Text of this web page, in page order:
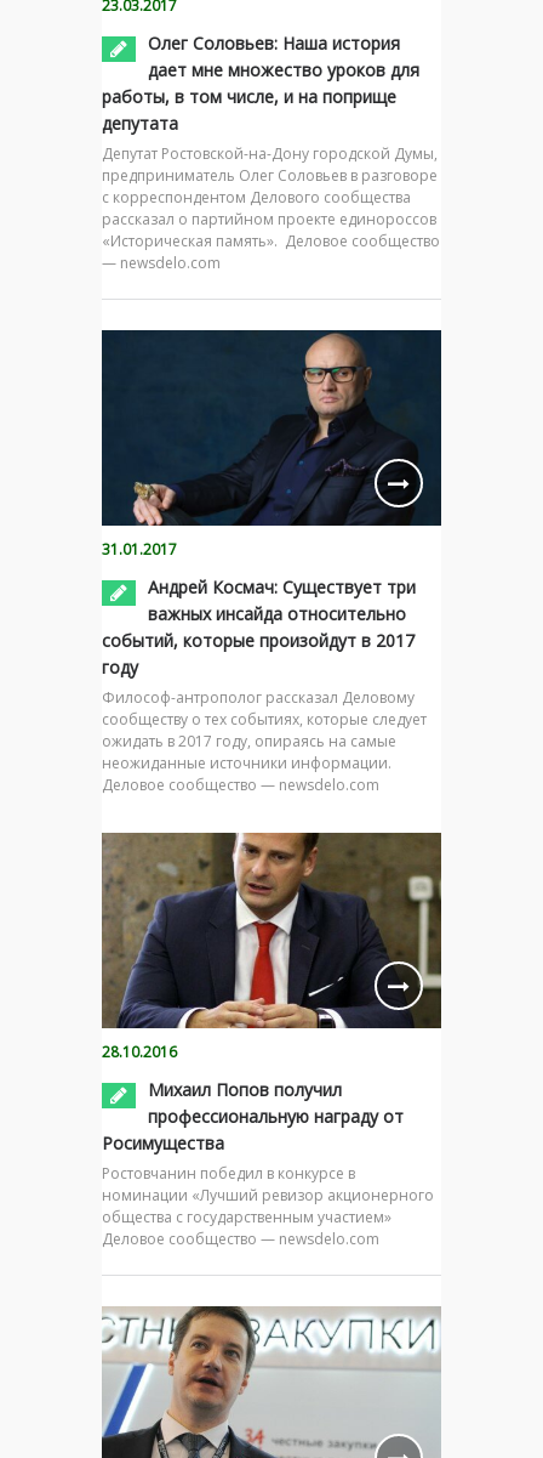
23.03.2017
Олег Соловьев: Наша история
дает мне множество уроков для
работы, в том числе, и на поприще
депутата
Депутат Ростовской-на-Дону городской Думы,
предприниматель Олег Соловьев в разговоре
с корреспондентом Делового сообщества
рассказал о партийном проекте единороссов
«Историческая память». Деловое сообщество
— newsdelo.com
31.01.2017
Андрей Космач: Существует три
важных инсайда относительно
событий, которые произойдут в 2017
году
Философ-антрополог рассказал Деловому
сообществу о тех событиях, которые следует
ожидать в 2017 году, опираясь на самые
неожиданные источники информации.
Деловое сообщество — newsdelo.com
28.10.2016
Михаил Попов получил
профессиональную награду от
Росимущества
Ростовчанин победил в конкурсе в
номинации «Лучший ревизор акционерного
общества с государственным участием»
Деловое сообщество — newsdelo.com